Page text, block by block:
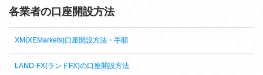
各業者の口座開設方法
XM(XEMarkets)口座開設方法・手順
LAND-FX(ランドFX)の口座開設方法